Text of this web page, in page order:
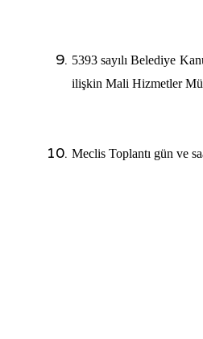
5393 sayılı Belediye
ilişkin Mali Hizmetler
Meclis Toplantı gün ve